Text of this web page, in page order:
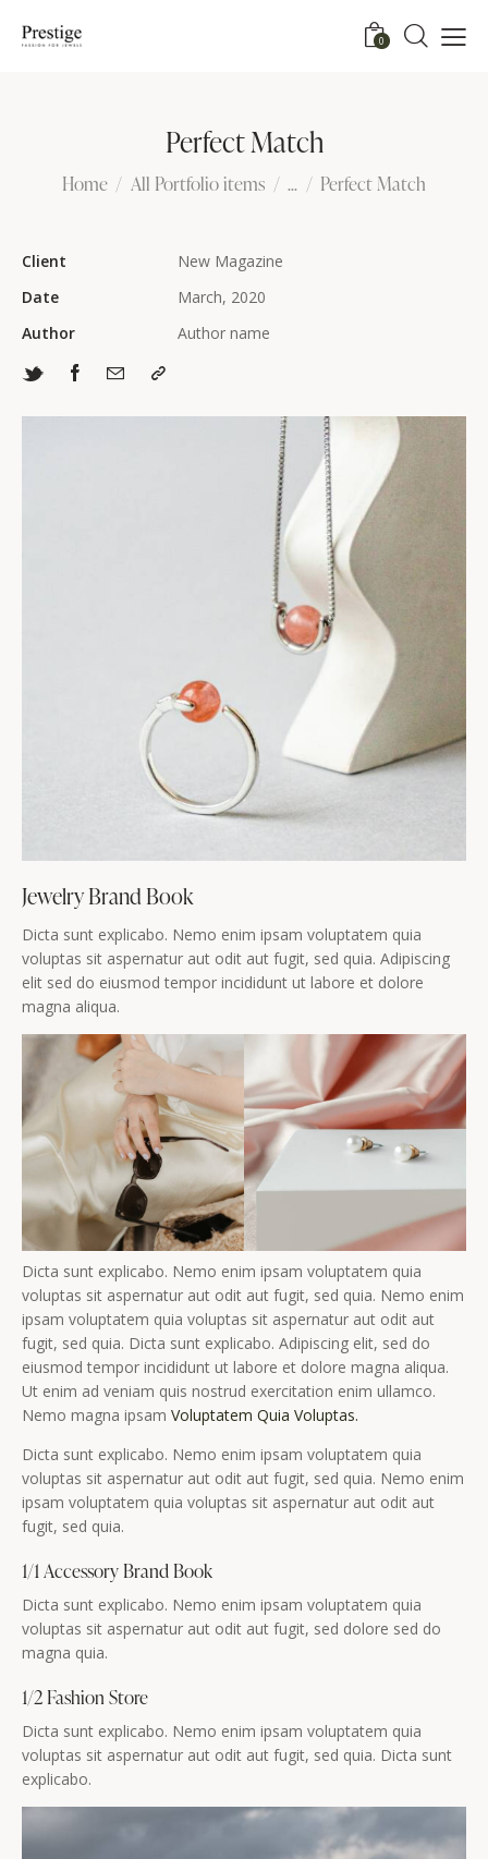
0
Perfect Match
Home All Portfolio items ... Perfect Match
Client
New Magazine
Date
March, 2020
Author
Author name
Jewelry Brand Book
Dicta sunt explicabo. Nemo enim ipsam voluptatem quia
voluptas sit aspernatur aut odit aut fugit, sed quia. Adipiscing
elit sed do eiusmod tempor incididunt ut labore et dolore
magna aliqua.
Dicta sunt explicabo. Nemo enim ipsam voluptatem quia
voluptas sit aspernatur aut odit aut fugit, sed quia. Nemo enim
ipsam voluptatem quia voluptas sit aspernatur aut odit aut
fugit, sed quia. Dicta sunt explicabo. Adipiscing elit, sed do
eiusmod tempor incididunt ut labore et dolore magna aliqua.
Ut enim ad veniam quis nostrud exercitation enim ullamco.
Nemo magna ipsam Voluptatem Quia Voluptas.
Dicta sunt explicabo. Nemo enim ipsam voluptatem quia
voluptas sit aspernatur aut odit aut fugit, sed quia. Nemo enim
ipsam voluptatem quia voluptas sit aspernatur aut odit aut
fugit, sed quia.
1/1 Accessory Brand Book
Dicta sunt explicabo. Nemo enim ipsam voluptatem quia
voluptas sit aspernatur aut odit aut fugit, sed dolore sed do
magna quia.
1/2 Fashion Store
Dicta sunt explicabo. Nemo enim ipsam voluptatem quia
voluptas sit aspernatur aut odit aut fugit, sed quia. Dicta sunt
explicabo.